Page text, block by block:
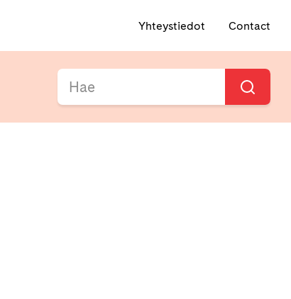
Yhteystiedot Contact